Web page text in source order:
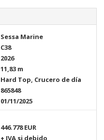
Sessa Marine
C38
2026
11,83 m
Hard Top, Crucero de día
865848
01/11/2025
446.778 EUR
+ IVA si debido